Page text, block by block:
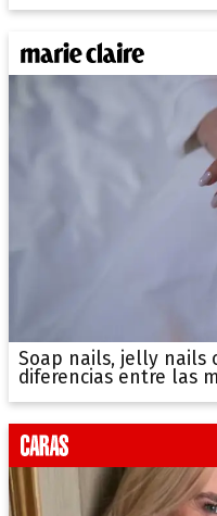
Soap nails, jelly nails
diferencias entre las